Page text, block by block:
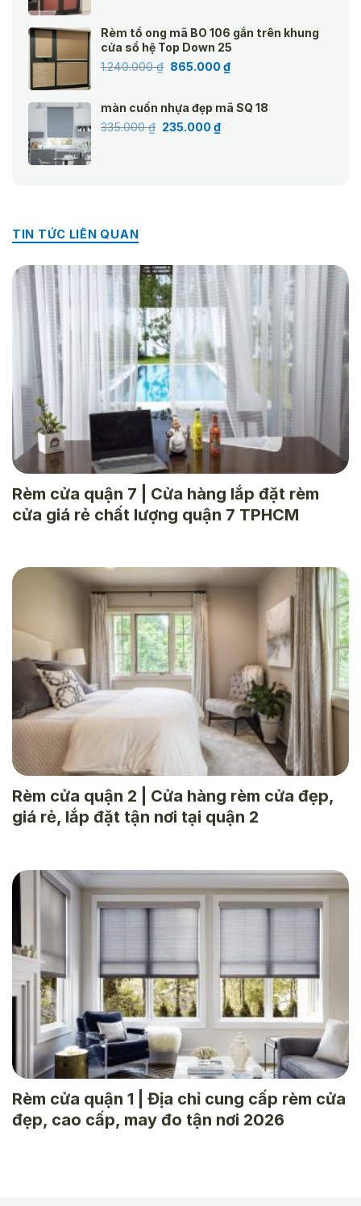
945.000 ₫.là:
660.000 ₫.
Rèm tổ ong mã BO 106 gắn trên khung
cửa sổ hệ Top Down 25
1.240.000₫ Giá
1.240.000 ₫.
865.000₫Giá
là:
màn cuốn nhựa đẹp mã SQ 18
335.000₫ Giá
235.000₫Giá
TIN TỨC LIÊN QUAN
Rèm cửa quận 7 | Cửa hàng lắp đặt rèm
cửa giá rẻ chất lượng quận 7 TPHCM
Rèm cửa quận 2 | Cửa hàng rèm cửa đẹp,
giá rẻ, lắp đặt tận nơi tại quận 2
Rèm cửa quận 1 | Địa chỉ cung cấp rèm cửa
đẹp, cao cấp, may đo tận nơi 2026